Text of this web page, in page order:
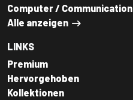
Computer / Communication
Alle anzeigen
LINKS
Premium
Hervorgehoben
Kollektionen